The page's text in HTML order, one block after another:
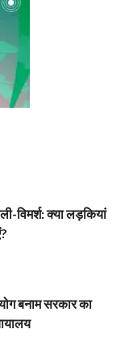
विमर्श: क्या लड़कियां
बनाम सरकार का